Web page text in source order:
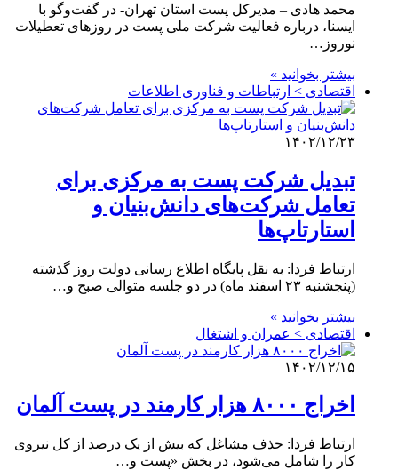
محمد هادی – مدیرکل پست استان تهران- در گفت‌وگو با
ایسنا، درباره فعالیت شرکت ملی پست در روزهای تعطیلات
نوروز…
بیشتر بخوانید »
اقتصادی > ارتباطات و فناوری اطلاعات
۱۴۰۲/۱۲/۲۳
تبدیل شرکت پست به مرکزی برای
تعامل شرکت‌های دانش‌بنیان و
استارتاپ‌ها
ارتباط فردا: به نقل پایگاه اطلاع رسانی دولت روز گذشته
(پنجشنبه ۲۳ اسفند ماه) در دو جلسه متوالی صبح و…
بیشتر بخوانید »
اقتصادی > عمران و اشتغال
۱۴۰۲/۱۲/۱۵
اخراج ۸۰۰۰ هزار کارمند در پست آلمان
ارتباط فردا: حذف مشاغل که بیش از یک درصد از کل نیروی
کار را شامل می‌شود، در بخش «پست و…